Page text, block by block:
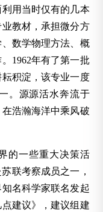
用当时仅有的几本
教材，承担微分方
数学物理方法、概
1962年有了第一批
积淀，该专业一度
。源源活水奔流于
浩瀚海洋中乘风破
的一些重大决策活
联考察成员之一，
名科学家联名发起
建议》，建议组建